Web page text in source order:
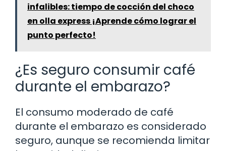
infalibles: tiempo de cocción del choco
en olla express ¡Aprende cómo lograr el
punto perfecto!
¿Es seguro consumir café
durante el embarazo?
El consumo moderado de café
durante el embarazo es considerado
seguro, aunque se recomienda limitar